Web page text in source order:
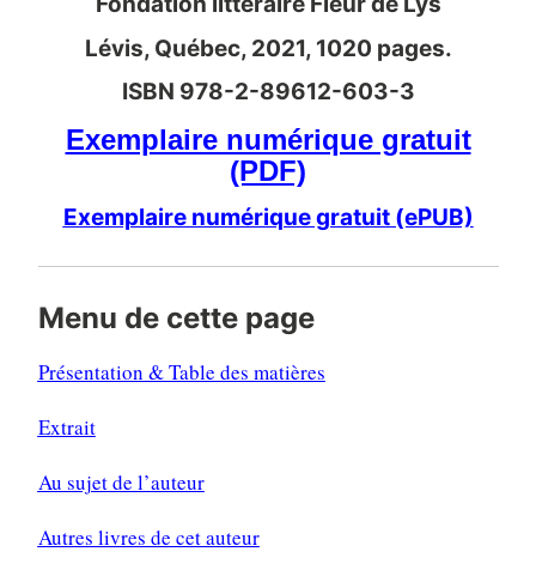
Lévis, Québec, 2021, 1020 pages.
ISBN 978-2-89612-603-3
Exemplaire numérique gratuit
(PDF)
Exemplaire numérique gratuit (ePUB)
Menu de cette page
Présentation & Table des matières
Extrait
Au sujet de l’auteur
Autres livres de cet auteur